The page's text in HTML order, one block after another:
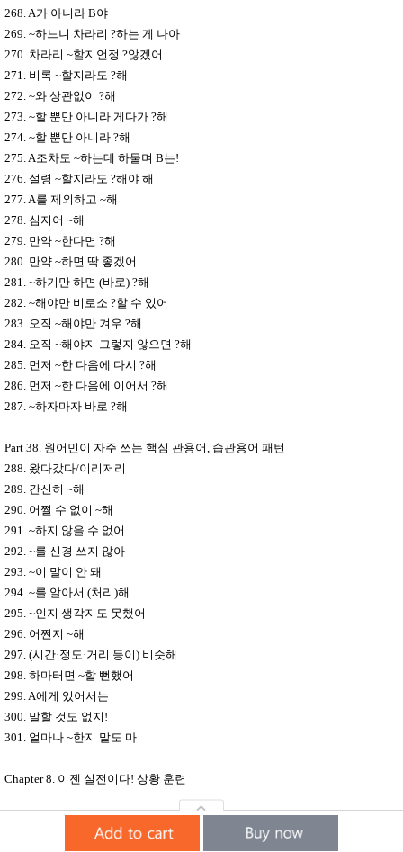
268. A가 아니라 B야
269. ~하느니 차라리 ?하는 게 나아
270. 차라리 ~할지언정 ?않겠어
271. 비록 ~할지라도 ?해
272. ~와 상관없이 ?해
273. ~할 뿐만 아니라 게다가 ?해
274. ~할 뿐만 아니라 ?해
275. A조차도 ~하는데 하물며 B는!
276. 설령 ~할지라도 ?해야 해
277. A를 제외하고 ~해
278. 심지어 ~해
279. 만약 ~한다면 ?해
280. 만약 ~하면 딱 좋겠어
281. ~하기만 하면 (바로) ?해
282. ~해야만 비로소 ?할 수 있어
283. 오직 ~해야만 겨우 ?해
284. 오직 ~해야지 그렇지 않으면 ?해
285. 먼저 ~한 다음에 다시 ?해
286. 먼저 ~한 다음에 이어서 ?해
287. ~하자마자 바로 ?해
Part 38. 원어민이 자주 쓰는 핵심 관용어 습관용어 패턴
288. 왔다갔다/이리저리
289. 간신히 ~해
290. 어쩔 수 없이 ~해
291. ~하지 않을 수 없어
292. ~를 신경 쓰지 않아
293. ~이 말이 안 돼
294. ~를 알아서 (처리)해
295. ~인지 생각지도 못했어
296. 어쩐지 ~해
297. (시간·정도 ·거리 등이) 비슷해
298. 하마터면 ~할 뻔했어
299. A에게 있어서는
300. 말할 것도 없지 !
301. 얼마나 ~한지 말도 마
Chapter 8. 이젠 실전이다! 상황 훈련
301실전 상황 훈련42